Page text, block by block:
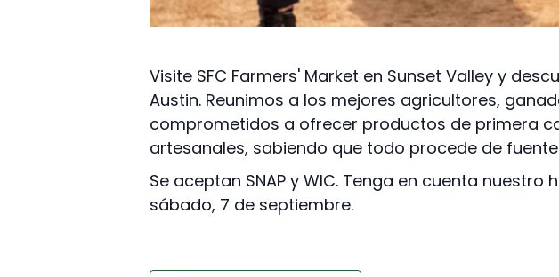
Visite SFC Farmers' Market en Sunset Valley y
Austin. Reunimos a los mejores agricultores,
comprometidos a ofrecer productos de primera
artesanales, sabiendo que todo procede de
Se aceptan SNAP y WIC. Tenga en cuenta nuestro
sábado, 7 de septiembre.